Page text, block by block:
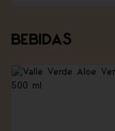
BEBIDAS